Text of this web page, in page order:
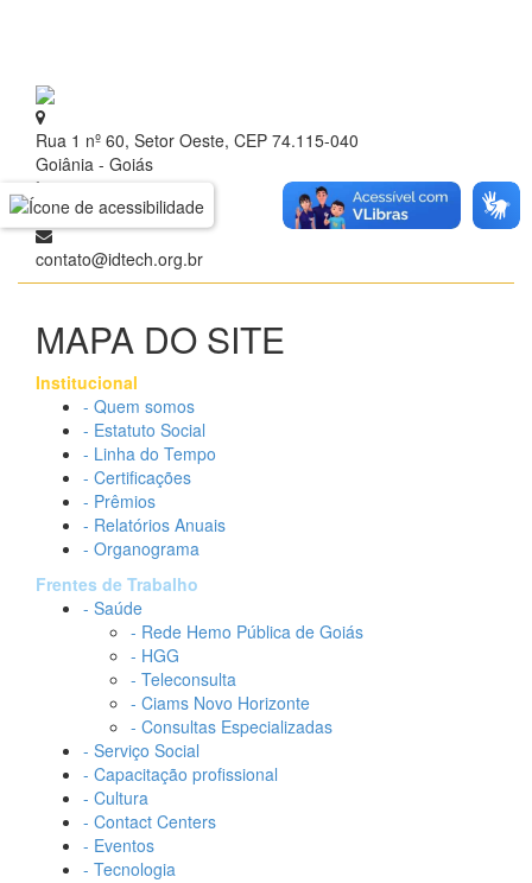
Rua 1 nº 60, Setor Oeste, CEP 74.115-040
Goiânia - Goiás
+ 55 (62) 3209.9700
contato@idtech.org.br
MAPA DO SITE
Institucional
- Quem somos
- Estatuto Social
- Linha do Tempo
- Certificações
- Prêmios
- Relatórios Anuais
- Organograma
Frentes de Trabalho
- Saúde
- Rede Hemo Pública de Goiás
- HGG
- Teleconsulta
- Ciams Novo Horizonte
- Consultas Especializadas
- Serviço Social
- Capacitação profissional
- Cultura
- Contact Centers
- Eventos
- Tecnologia